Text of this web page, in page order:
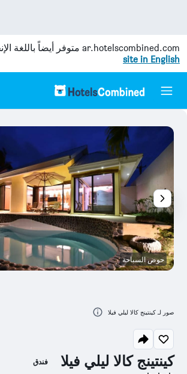
ar.hotelscombined.com متوفر أيضاً باللغة
site in English
كينتينج كالا ليلي فيلا فندق
حوض السباحة
صور لـ كينتينج كالا ليلي فيلا